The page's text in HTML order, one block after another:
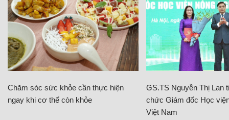
Chăm sóc sức khỏe cần thực hiện
ngay khi cơ thể còn khỏe
GS.TS Nguyễn Thị Lan
chức Giám đốc Học
Việt Nam